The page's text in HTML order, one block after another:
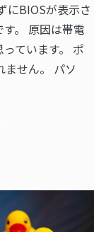
にBIOSが表示さ
。 原因は帯電
ています。 ポ
ません。 パソ